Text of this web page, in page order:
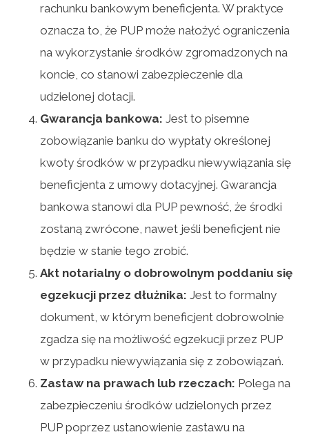
rachunku bankowym beneficjenta. W praktyce
oznacza to, że PUP może nałożyć ograniczenia
na wykorzystanie środków zgromadzonych na
koncie, co stanowi zabezpieczenie dla
udzielonej dotacji.
Gwarancja bankowa: Jest to pisemne
zobowiązanie banku do wypłaty określonej
kwoty środków w przypadku niewywiązania się
beneficjenta z umowy dotacyjnej. Gwarancja
bankowa stanowi dla PUP pewność, że środki
zostaną zwrócone, nawet jeśli beneficjent nie
będzie w stanie tego zrobić.
Akt notarialny o dobrowolnym poddaniu się
egzekucji przez dłużnika: Jest to formalny
dokument, w którym beneficjent dobrowolnie
zgadza się na możliwość egzekucji przez PUP
w przypadku niewywiązania się z zobowiązań.
Zastaw na prawach lub rzeczach: Polega na
zabezpieczeniu środków udzielonych przez
PUP poprzez ustanowienie zastawu na